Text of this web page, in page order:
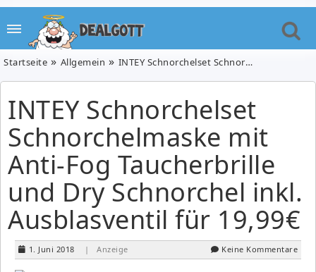
Startseite Allgemein INTEY Schnorchelset Schnorchelmaske mit Anti-Fog Taucherbrille und Dry Schnorchel inkl. Ausblasventil für 19,99€
INTEY Schnorchelset
Schnorchelmaske mit
Anti-Fog Taucherbrille
und Dry Schnorchel inkl.
Ausblasventil für 19,99€
1. Juni 2018 | Anzeige Keine Kommentare